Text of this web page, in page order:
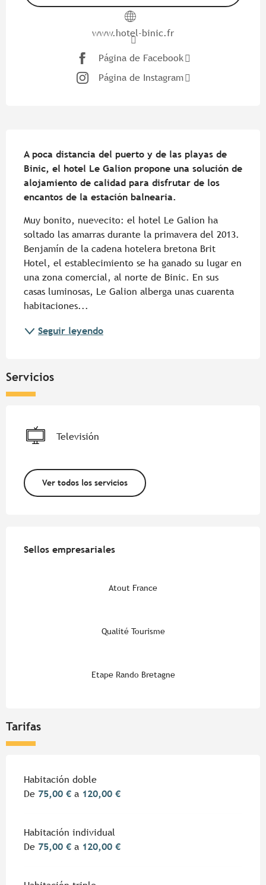
www.hotel-binic.fr
Página de Facebook
Página de Instagram
A poca distancia del puerto y de las playas de
Binic, el hotel Le Galion propone una solución de
alojamiento de calidad para disfrutar de los
encantos de la estación balnearia.
Muy bonito, nuevecito: el hotel Le Galion ha
soltado las amarras durante la primavera del 2013.
Benjamín de la cadena hotelera bretona Brit
Hotel, el establecimiento se ha ganado su lugar en
una zona comercial, al norte de Binic. En sus
casas luminosas, Le Galion alberga unas cuarenta
habitaciones...
Seguir leyendo
Servicios
Televisión
Ver todos los servicios
Sellos empresariales
Sellos empresariales
Atout France
Qualité Tourisme
Etape Rando Bretagne
Tarifas
Tarifas 2026
Habitación doble
De 75,00 € a 120,00 €
Habitación individual
De 75,00 € a 120,00 €